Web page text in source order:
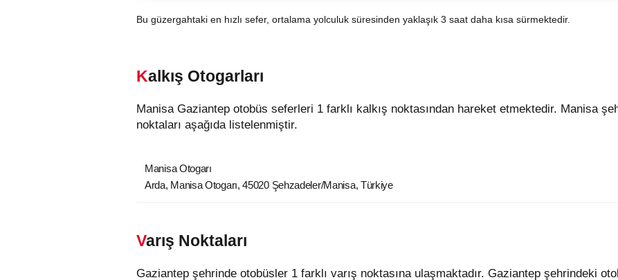
Bu güzergahtaki en hızlı sefer, ortalama yolculuk süresinden yaklaşık 3 saat daha kısa sürmektedir.
Kalkış Otogarları
Manisa Gaziantep otobüs seferleri 1 farklı kalkış noktasından hareket etmektedir. Manisa şehrindeki otobüslerin kalkış
noktaları aşağıda listelenmiştir.
Manisa Otogarı
Arda, Manisa Otogarı, 45020 Şehzadeler/Manisa, Türkiye
Varış Noktaları
Gaziantep şehrinde otobüsler 1 farklı varış noktasına ulaşmaktadır. Gaziantep şehrindeki otobüs durakları aşağıda